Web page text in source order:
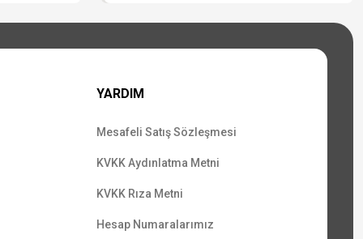
YARDIM
Mesafeli Satış Sözleşmesi
KVKK Aydınlatma Metni
KVKK Rıza Metni
Hesap Numaralarımız